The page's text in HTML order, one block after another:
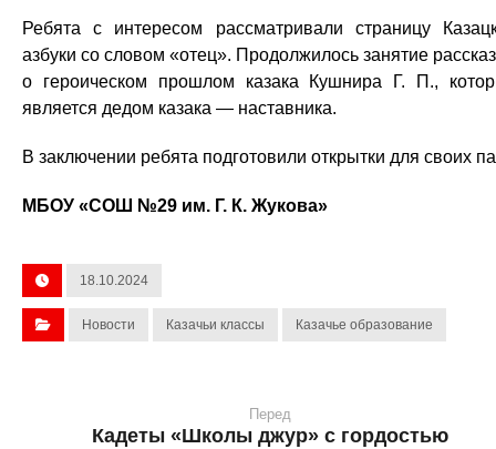
Ребята с интересом рассматривали страницу
азбуки со словом «отец». Продолжилось занятие
о героическом прошлом казака Кушнира Г. П.,
является дедом казака — наставника.
В заключении ребята подготовили открытки для своих
МБОУ «СОШ №29 им. Г. К. Жукова»
18.10.2024
Новости Казачьи классы Казачье образование
Перед
Кадеты «Школы джур» с гордостью